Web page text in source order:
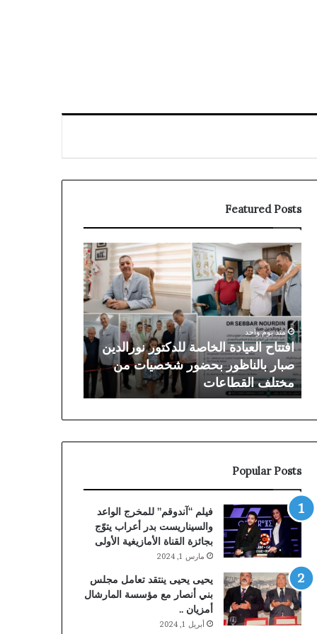
Featured Posts
الخاصة للدكتور نورالدين
بحضور شخصيات من
توقيف
الملقب
بـ”الناظوري”
في
دبي
بعد
سنوات
من
الملاحقة
القضائية
البلجيكية
منذ 4 أيام
توقيف الملقب بـ”الناظوري”
بعد سنوات من الملاحقة
البلجيكية
Popular Posts
فيلم “آندوقم” للمخرج الواعد
والسيناريست بدر أعراب يتوّج
بجائزة القناة الأمازيغية الأولى
مارس 1, 2024
يحيى يحيى ينتقد تعامل مجلس
بني أنصار مع مؤسسة المارشال
أمزيان ..
أبريل 1, 2024